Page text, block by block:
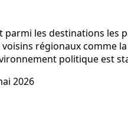
les destinations les
régionaux comme
politique est
2026